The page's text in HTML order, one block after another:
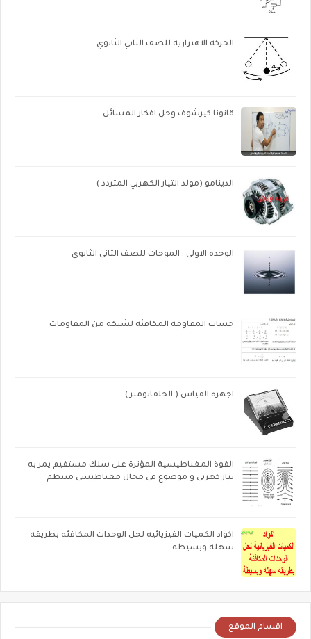
الحركه الاهتزازيه للصف الثاني الثانوي
قانونا كيرشوف وحل افكار المسائل
الدينامو (مولد التيار الكهربي المتردد )
الوحده الاولي : الموجات للصف الثاني الثانوي
حساب المقاومة المكافئة لشبكة من المقاومات
اجهزة القياس ( الجلفانومتر )
القوة المغناطيسية المؤثرة على سلك مستقيم يمر به
تيار كهربى و موضوع فى مجال مغناطيسى منتظم
اكواد الكميات الفيزيائيه لحل الوحدات المكافئه بطريقه
سهله وبسيطه
اقسام الموقع